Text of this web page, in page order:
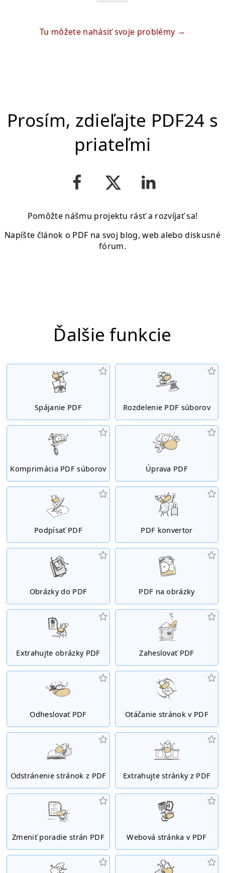
Tu môžete nahásiť svoje problémy
Prosím, zdieľajte PDF24 s
priateľmi
Pomôžte nášmu projektu rásť a rozvíjať sa!
Napíšte článok o PDF na svoj blog, web alebo diskusné
fórum.
Ďalšie funkcie
Spájanie PDF Rozdelenie PDF súborov
Komprimácia PDF súborov Úprava PDF
Podpísať PDF PDF konvertor
Obrázky do PDF PDF na obrázky
Extrahujte obrázky PDF Zaheslovať PDF
Odheslovať PDF Otáčanie stránok v PDF
Odstránenie stránok z PDF Extrahujte stránky z PDF
Zmeniť poradie strán PDF Webová stránka v PDF